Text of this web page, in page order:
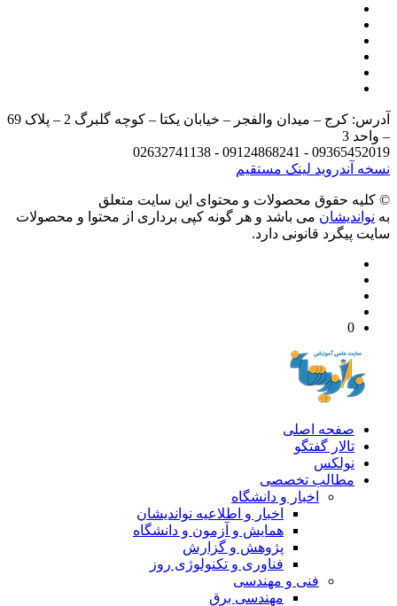
آدرس: کرج – میدان والفجر – خیابان یکتا – کوچه گلبرگ 2 – پلاک 69
3
09365452019 - 09124868241 -
آندرویدلینک مستقیم
حقوق محصولات و محتوای اين سایت متعلق
می باشد و هر گونه کپی برداری از محتوا و محصولات
پیگرد قانونی دارد.
صفحه اصلی
تالار گفتگو
نولکس
مطالب تخصصی
اخبار و دانشگاه
اخبار و اطلاعیه نواندیشان
همایش و آزمون و دانشگاه
پژوهش و گزارش
فناوری و تکنولوژی روز
فنی و مهندسی
مهندسی برق